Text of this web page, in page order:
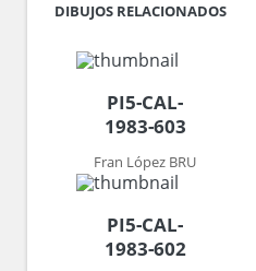
DIBUJOS RELACIONADOS
PI5-CAL-
1983-603
Fran López BRU
PI5-CAL-
1983-602